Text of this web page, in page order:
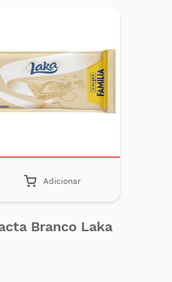
Adicionar
Branco Laka